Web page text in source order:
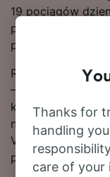
19 pociągów
przesiadki,
pociągi.
Rezerwuj bilety
– Borgo San
kupować je w
najtańsze taryfy.
Vicchio – Borgo
pomocą naszego
Thanks for
handling
care of your